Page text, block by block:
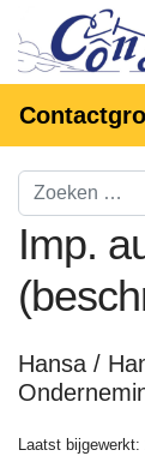
Imp.
Hansa /
Laatst